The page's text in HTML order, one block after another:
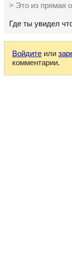
> Это из прямая
Где ты увидел
Войдите или
комментарии.